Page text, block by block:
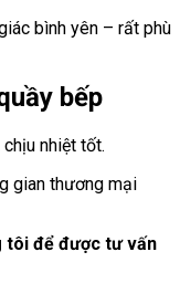
bình yên – rất phù
bếp
nhiệt tốt.
gian thương mại
tôi để được tư vấn